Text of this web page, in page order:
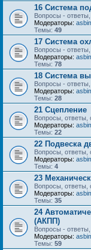
16 Система
Вопросы - ответы,
Модераторы:
Темы: 49
17 Система
Вопросы - ответы,
Модераторы:
Темы: 78
18 Система
Вопросы - ответы,
Модераторы:
Темы: 28
21 Сцепление
Вопросы, ответы,
Модераторы:
Темы: 22
22 Подвеска
Вопросы, ответы,
Модераторы:
Темы: 4
23
Вопросы, ответы,
Модераторы:
Темы: 35
24
(АКПП)
Вопросы - ответы,
Модераторы:
Темы: 59